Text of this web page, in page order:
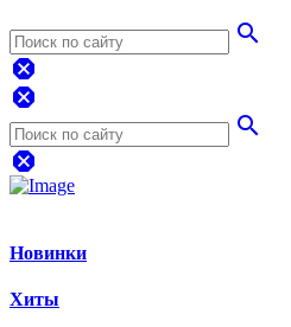
search
dangerous
dangerous
search
dangerous
Новинки
Хиты